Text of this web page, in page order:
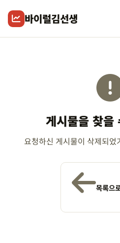
바이럴김선생
게시물을 찾을
요청하신 게시물이 삭제되
목록으